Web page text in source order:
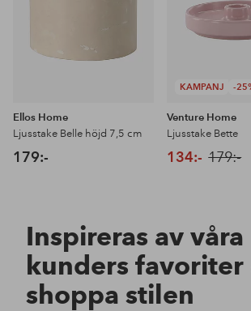
Ellos Home
Ljusstake Belle höjd 7,5 cm
179:-
KAMPANJ -
Venture Home
Ljusstake Bette
134:- 179:-
Inspireras av våra
kunders favoriter
shoppa stilen